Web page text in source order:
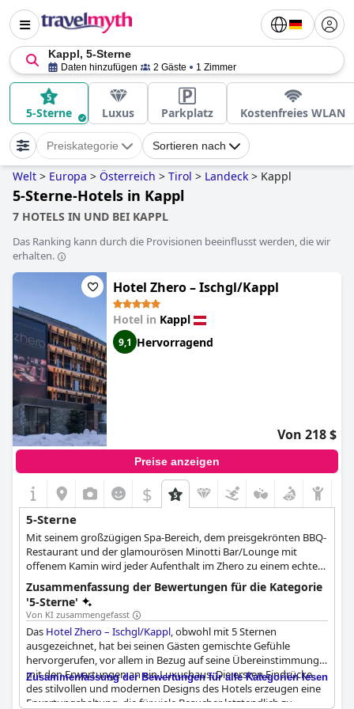
Kappl, 5-Sterne
Daten hinzufügen 2 Gäste 1 Zimmer
5-Sterne Luxus Parkplatz Kostenfreies WLAN
Preiskategorie Sortieren nach
Welt > Europa > Österreich > Tirol > Landeck > Kappl
5-Sterne-Hotels in Kappl
7 HOTELS IN UND BEI KAPPL
Das Ranking kann durch die Provisionen beeinflusst werden, die wir
erhalten.
Hotel Zhero – Ischgl/Kappl
Hotel in Kappl
9,1 Hervorragend
Von 218 $
Preise anzeigen
$
5-Sterne
Mit seinem großzügigen Spa-Bereich, dem preisgekrönten BBQ-
Restaurant und der glamourösen Minotti Bar/Lounge mit
offenem Kamin wird jeder Aufenthalt im Zhero zu einem echten
Erlebnis.
Zusammenfassung der Bewertungen für die Kategorie
'5-Sterne'
Von KI zusammengefasst
Das Hotel Zhero – Ischgl/Kappl, obwohl mit 5 Sternen
ausgezeichnet, hat bei seinen Gästen gemischte Gefühle
hervorgerufen, vor allem in Bezug auf seine Übereinstimmung
mit den Erwartungen an ein Luxushaus. Die ersten Eindrücke
des stilvollen und modernen Designs des Hotels erzeugen eine
Erwartungshaltung, die für viele Besucher letztendlich zu
Zusammenfassung der Bewertungen für alle Kategorien lesen